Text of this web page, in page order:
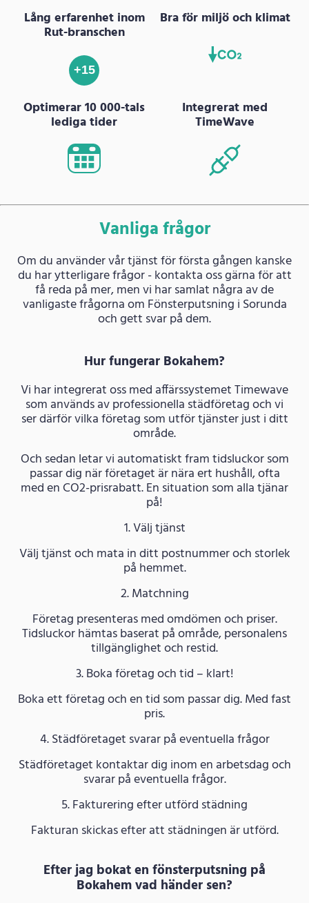
Lång erfarenhet inom
Rut-branschen
+15
Bra för miljö och klimat
Optimerar 10 000-tals
lediga tider
Integrerat med
TimeWave
Vanliga frågor
Om du använder vår tjänst för första gången kanske
du har ytterligare frågor - kontakta oss gärna för att
få reda på mer, men vi har samlat några av de
vanligaste frågorna om Fönsterputsning i Sorunda
och gett svar på dem.
Hur fungerar Bokahem?
Vi har integrerat oss med affärssystemet Timewave
som används av professionella städföretag och vi
ser därför vilka företag som utför tjänster just i ditt
område.
Och sedan letar vi automatiskt fram tidsluckor som
passar dig när företaget är nära ert hushåll, ofta
med en CO2-prisrabatt. En situation som alla tjänar
på!
1. Välj tjänst
Välj tjänst och mata in ditt postnummer och storlek
på hemmet.
2. Matchning
Företag presenteras med omdömen och priser.
Tidsluckor hämtas baserat på område, personalens
tillgänglighet och restid.
3. Boka företag och tid – klart!
Boka ett företag och en tid som passar dig. Med fast
pris.
4. Städföretaget svarar på eventuella frågor
Städföretaget kontaktar dig inom en arbetsdag och
svarar på eventuella frågor.
5. Fakturering efter utförd städning
Fakturan skickas efter att städningen är utförd.
Efter jag bokat en fönsterputsning på
Bokahem vad händer sen?